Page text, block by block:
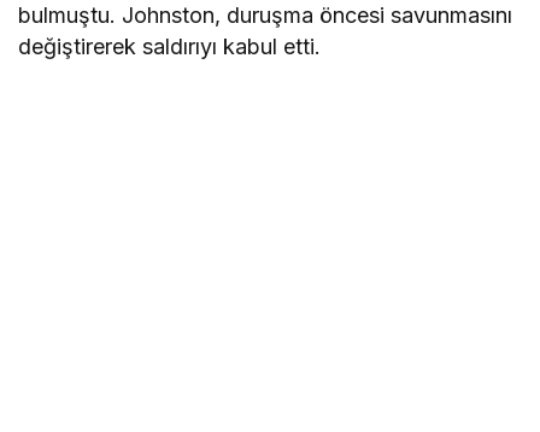
bulmuştu. Johnston, duruşma öncesi savunmasını
değiştirerek saldırıyı kabul etti.